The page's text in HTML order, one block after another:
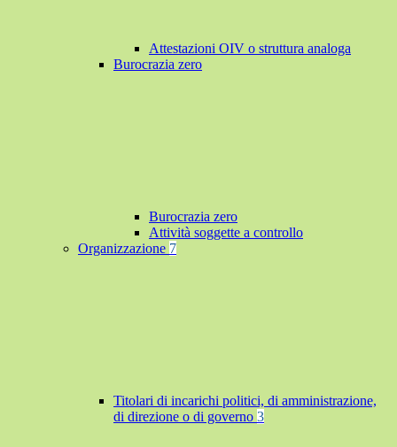
Attestazioni OIV o struttura analoga
Burocrazia zero
Burocrazia zero
Attività soggette a controllo
Organizzazione 7
Titolari di incarichi politici, di amministrazione,
di direzione o di governo 3